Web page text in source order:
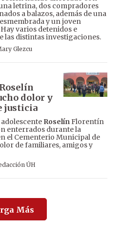
letrina, dos compradores
a balazos, además de una
y un joven
varios detenidos e
las distintas investigaciones.
Glezcu
dolor y
justicia
RoselínFlorentín
enterrados durante la
el Cementerio Municipal de
de familiares, amigos y
ÚH
Más